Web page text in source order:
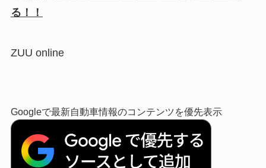
る！！
ZUU online
Googleで最新自動車情報のコンテンツを優先表示